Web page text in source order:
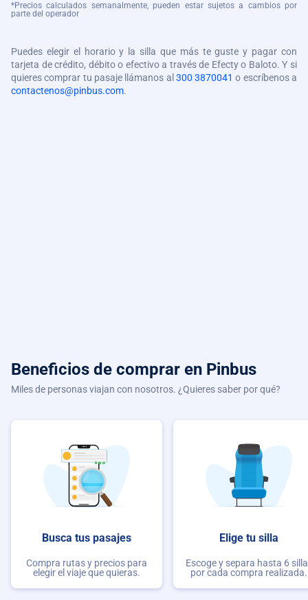
*Precios calculados semanalmente, pueden estar sujetos a cambios por
parte del operador
Puedes elegir el horario y la silla que más te guste y pagar con
tarjeta de crédito, débito o efectivo a través de Efecty o Baloto. Y si
quieres comprar tu pasaje llámanos al 300 3870041 o escríbenos a
contactenos@pinbus.com.
Beneficios de comprar en Pinbus
Miles de personas viajan con nosotros. ¿Quieres saber por qué?
Busca tus pasajes
Compra rutas y precios para
elegir el viaje que quieras.
Elige tu silla
Escoge y separa hasta 6
por cada compra realizada.